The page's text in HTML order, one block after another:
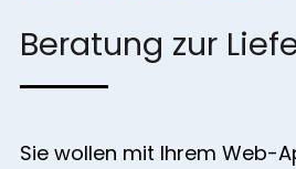
Beratung zur
Sie wollen mit Ihrem Web-